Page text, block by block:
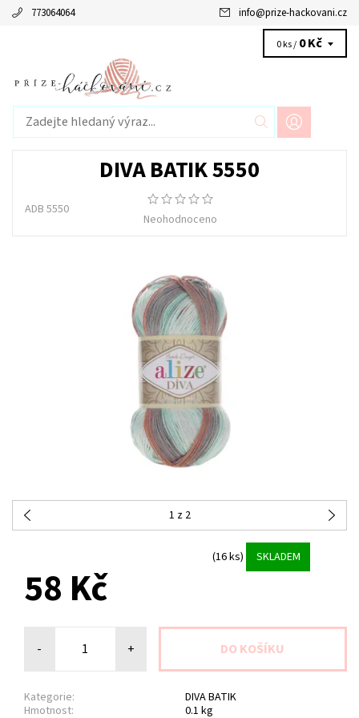
773064064 info@prize-hackovani.cz
0 ks / 0 Kč
DIVA BATIK 5550
ADB 5550
Neohodnoceno
1 z 2
(16 ks) SKLADEM
58 Kč
- +
Kategorie:
DIVA BATIK
Hmotnost:
0.1 kg